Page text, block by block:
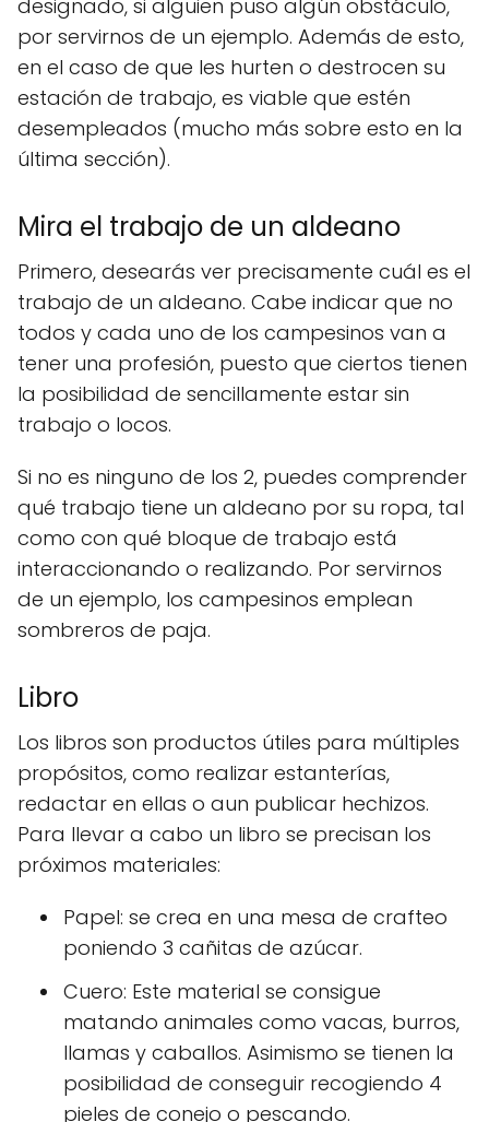
designado, si alguien puso algún obstáculo,
por servirnos de un ejemplo. Además de esto,
en el caso de que les hurten o destrocen su
estación de trabajo, es viable que estén
desempleados (mucho más sobre esto en la
última sección).
Mira el trabajo de un aldeano
Primero, desearás ver precisamente cuál es el
trabajo de un aldeano. Cabe indicar que no
todos y cada uno de los campesinos van a
tener una profesión, puesto que ciertos tienen
la posibilidad de sencillamente estar sin
trabajo o locos.
Si no es ninguno de los 2, puedes comprender
qué trabajo tiene un aldeano por su ropa, tal
como con qué bloque de trabajo está
interaccionando o realizando. Por servirnos
de un ejemplo, los campesinos emplean
sombreros de paja.
Libro
Los libros son productos útiles para múltiples
propósitos, como realizar estanterías,
redactar en ellas o aun publicar hechizos.
Para llevar a cabo un libro se precisan los
próximos materiales:
Papel: se crea en una mesa de crafteo
poniendo 3 cañitas de azúcar.
Cuero: Este material se consigue
matando animales como vacas, burros,
llamas y caballos. Asimismo se tienen la
posibilidad de conseguir recogiendo 4
pieles de conejo o pescando.